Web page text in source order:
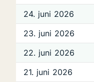
24. juni 2026
23. juni 2026
22. juni 2026
21. juni 2026